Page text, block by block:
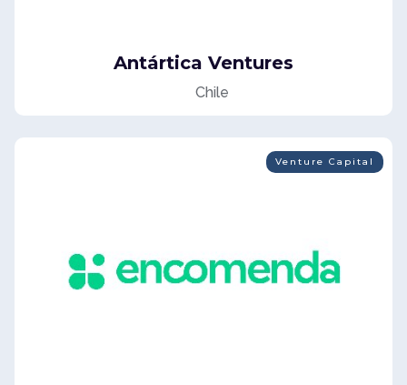
Antártica Ventures
Chile
Venture Capital